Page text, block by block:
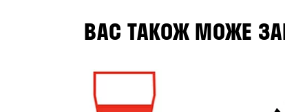
ВАС ТАКОЖ МОЖЕ